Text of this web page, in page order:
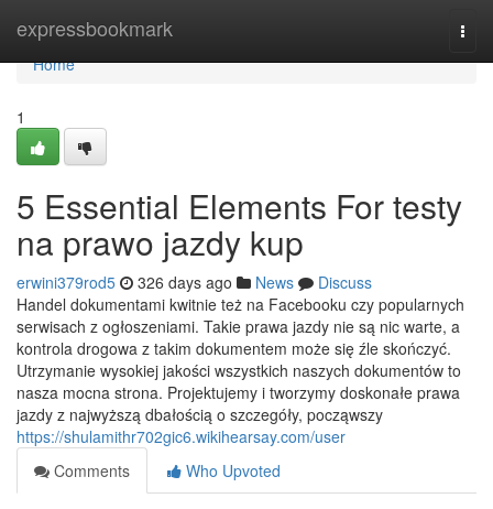
expressbookmark
Home
Home
1
5 Essential Elements For testy
na prawo jazdy kup
erwini379rod5 326 days ago News
Discuss
Handel dokumentami kwitnie też na Facebooku czy popularnych
serwisach z ogłoszeniami. Takie prawa jazdy nie są nic warte, a
kontrola drogowa z takim dokumentem może się źle skończyć.
Utrzymanie wysokiej jakości wszystkich naszych dokumentów to
nasza mocna strona. Projektujemy i tworzymy doskonałe prawa
jazdy z najwyższą dbałością o szczegóły, począwszy
https://shulamithr702gic6.wikihearsay.com/user
Comments
Who Upvoted